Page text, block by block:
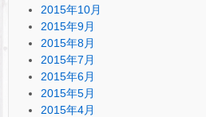
2015年10月
2015年9月
2015年8月
2015年7月
2015年6月
2015年5月
2015年4月